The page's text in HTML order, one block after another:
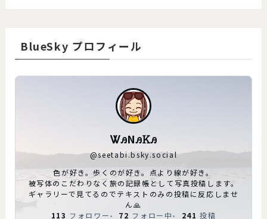
BlueSky プロフィール
ᏔꭿNꭿᏦꭿ
@seetabi.bsky.social
色が好き。歩くのが好き。点より線が好き。
被写体のこだわりなく旅の記録帳として写真投稿します。
ギャラリーで見てるのでテキストのみの投稿に反応しませ
ん🙏
113 フォロワー 72 フォロー中 241 投稿